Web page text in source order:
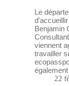
Le
Benjamin
viennent
travailler
22